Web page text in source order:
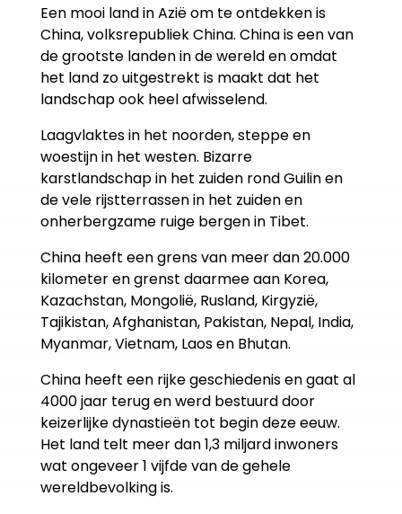
Een mooi land in Azië om te ontdekken is
China, volksrepubliek China. China is een van
de grootste landen in de wereld en omdat
het land zo uitgestrekt is maakt dat het
landschap ook heel afwisselend.
Laagvlaktes in het noorden, steppe en
woestijn in het westen. Bizarre
karstlandschap in het zuiden rond Guilin en
de vele rijstterrassen in het zuiden en
onherbergzame ruige bergen in Tibet.
China heeft een grens van meer dan 20.000
kilometer en grenst daarmee aan Korea,
Kazachstan, Mongolië, Rusland, Kirgyzië,
Tajikistan, Afghanistan, Pakistan, Nepal, India,
Myanmar, Vietnam, Laos en Bhutan.
China heeft een rijke geschiedenis en gaat al
4000 jaar terug en werd bestuurd door
keizerlijke dynastieën tot begin deze eeuw.
Het land telt meer dan 1,3 miljard inwoners
wat ongeveer 1 vijfde van de gehele
wereldbevolking is.